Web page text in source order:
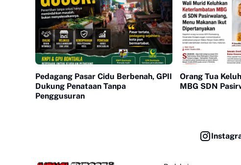
Pedagang Pasar Cidu Berbenah, GPII
Dukung Penataan Tanpa
Penggusuran
Orang Tua
MBG SDN